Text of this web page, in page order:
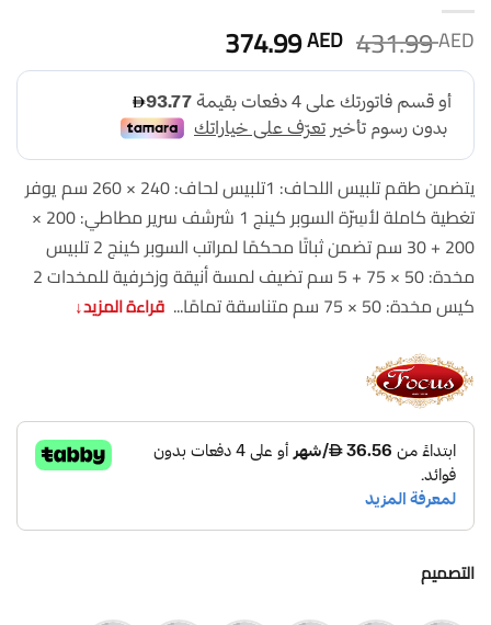
431.99AED السعر
الأصلي
هو:
431.99 AED.
374.99AED
الحالي
هو:
374.99 AED.
يتضمن طقم تلبيس اللحاف: 1تلبيس لحاف: 240 × 260 سم يوفر
تغطية كاملة لأسِرّة السوبر كينج 1 شرشف سرير مطاطي: 200 ×
200 + 30 سم تضمن ثباتًا محكمًا لمراتب السوبر كينج 2 تلبيس
مخدة: 50 × 75 + 5 سم تضيف لمسة أنيقة وزخرفية للمخدات 2
كيس مخدة: 50 × 75 سم متناسقة تمامًا...
قراءة المزيد↓
التصميم